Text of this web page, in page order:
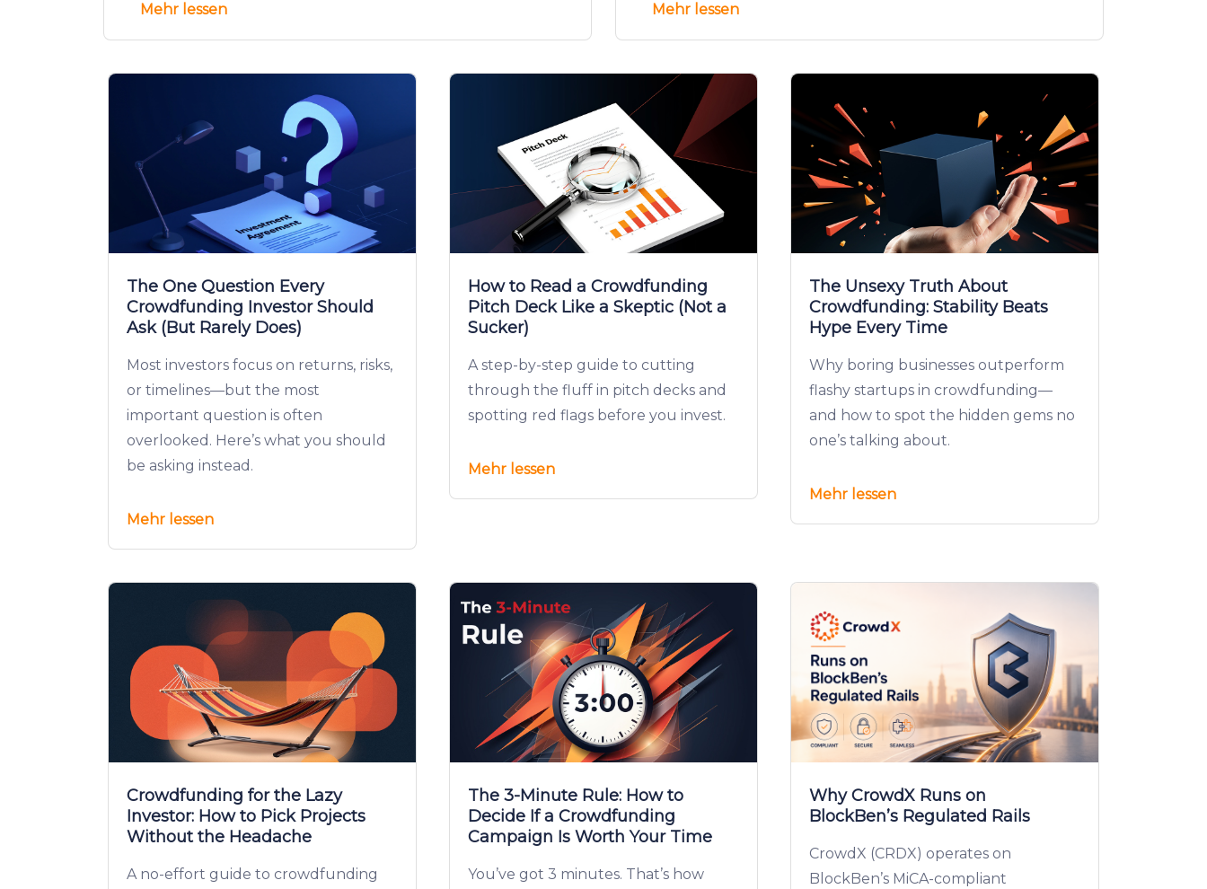
Mehr lessen Mehr lessen
The One Question Every
Crowdfunding Investor Should
Ask (But Rarely Does)
Most investors focus on returns, risks,
or timelines—but the most
important question is often
overlooked. Here’s what you should
be asking instead.
Mehr lessen
How to Read a Crowdfunding
Pitch Deck Like a Skeptic (Not a
Sucker)
A step-by-step guide to cutting
through the fluff in pitch decks and
spotting red flags before you invest.
Mehr lessen
The Unsexy Truth About
Crowdfunding: Stability Beats
Hype Every Time
Why boring businesses outperform
flashy startups in crowdfunding—
and how to spot the hidden gems no
one’s talking about.
Mehr lessen
Crowdfunding for the Lazy
Investor: How to Pick Projects
Without the Headache
A no-effort guide to crowdfunding
The 3-Minute Rule: How to
Decide If a Crowdfunding
Campaign Is Worth Your Time
You’ve got 3 minutes. That’s how
Why CrowdX Runs on
BlockBen’s Regulated Rails
CrowdX (CRDX) operates on
BlockBen’s MiCA-compliant